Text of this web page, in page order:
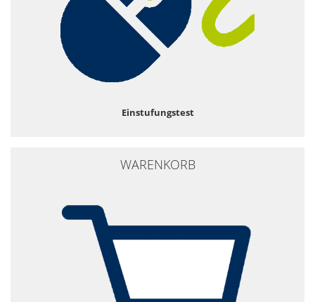
Einstufungstest
WARENKORB